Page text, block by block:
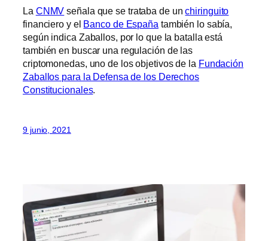
La CNMV señala que se trataba de unchiringuito
financiero y el Banco de España también lo sabía,
según indica Zaballos, por lo que la batalla está
también en buscar una regulación de las
criptomonedas, uno de los objetivos de la Fundación
Zaballos para la Defensa de los Derechos
Constitucionales.
9 junio, 2021